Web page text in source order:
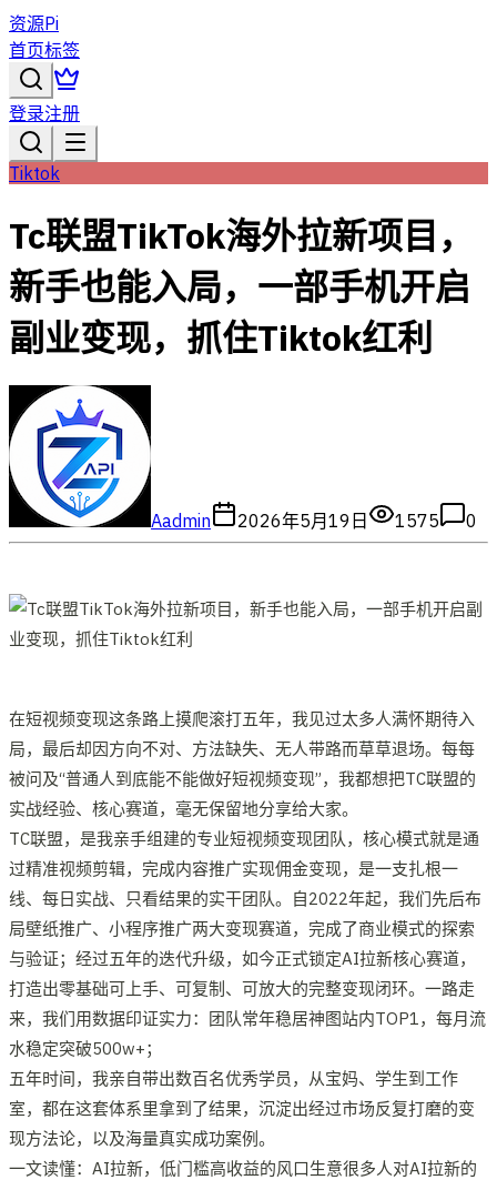
资源Pi
首页标签
登录注册
Tiktok
Tc联盟TikTok海外拉新项目，
新手也能入局，一部手机开启
副业变现，抓住Tiktok红利
Aadmin 2026年5月19日 1575 0
在短视频变现这条路上摸爬滚打五年，我见过太多人满怀期待入
局，最后却因方向不对、方法缺失、无人带路而草草退场。每每
被问及“普通人到底能不能做好短视频变现”，我都想把TC联盟的
实战经验、核心赛道，毫无保留地分享给大家。
TC联盟，是我亲手组建的专业短视频变现团队，核心模式就是通
过精准视频剪辑，完成内容推广实现佣金变现，是一支扎根一
线、每日实战、只看结果的实干团队。自2022年起，我们先后布
局壁纸推广、小程序推广两大变现赛道，完成了商业模式的探索
与验证；经过五年的迭代升级，如今正式锁定AI拉新核心赛道，
打造出零基础可上手、可复制、可放大的完整变现闭环。一路走
来，我们用数据印证实力：团队常年稳居神图站内TOP1，每月流
水稳定突破500w+；
五年时间，我亲自带出数百名优秀学员，从宝妈、学生到工作
室，都在这套体系里拿到了结果，沉淀出经过市场反复打磨的变
现方法论，以及海量真实成功案例。
一文读懂：AI拉新，低门槛高收益的风口生意很多人对AI拉新的